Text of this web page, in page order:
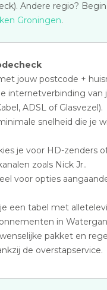
Andere regio?
Groningen.
jouw postcode +
internetverbinding van
ADSL of Glasvezel).
snelheid die je
je voor HD-zenders
zoals Nick Jr..
voor opties
een tabel met
in
pakket en
de overstapservice.